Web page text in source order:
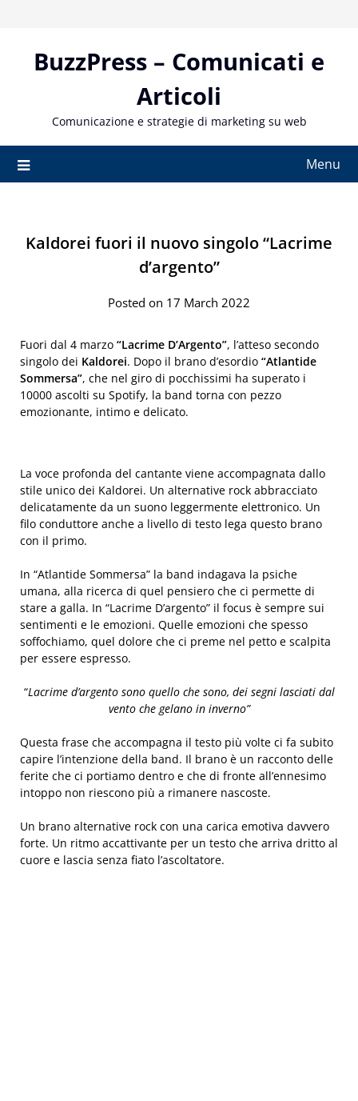
contentBuzzPress – Comunicati e
Articoli
Comunicazione e strategie di marketing su web
Menu
Kaldorei fuori il nuovo singolo “Lacrime
d’argento”
Posted on 17 March 2022
Fuori dal 4 marzo “Lacrime D’Argento”, l’atteso secondo
singolo dei Kaldorei. Dopo il brano d’esordio “Atlantide
Sommersa”, che nel giro di pocchissimi ha superato i
10000 ascolti su Spotify, la band torna con pezzo
emozionante, intimo e delicato.
La voce profonda del cantante viene accompagnata dallo
stile unico dei Kaldorei. Un alternative rock abbracciato
delicatamente da un suono leggermente elettronico. Un
filo conduttore anche a livello di testo lega questo brano
con il primo.
In “Atlantide Sommersa” la band indagava la psiche
umana, alla ricerca di quel pensiero che ci permette di
stare a galla. In “Lacrime D’argento” il focus è sempre sui
sentimenti e le emozioni. Quelle emozioni che spesso
soffochiamo, quel dolore che ci preme nel petto e scalpita
per essere espresso.
“Lacrime d’argento sono quello che sono, dei segni lasciati dal
vento che gelano in inverno”
Questa frase che accompagna il testo più volte ci fa subito
capire l’intenzione della band. Il brano è un racconto delle
ferite che ci portiamo dentro e che di fronte all’ennesimo
intoppo non riescono più a rimanere nascoste.
Un brano alternative rock con una carica emotiva davvero
forte. Un ritmo accattivante per un testo che arriva dritto al
cuore e lascia senza fiato l’ascoltatore.